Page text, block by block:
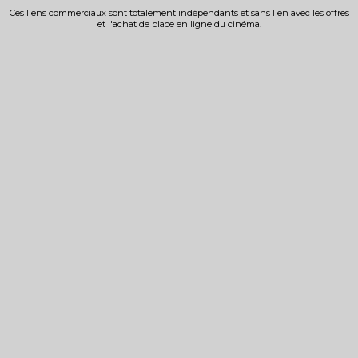
Ces liens commerciaux sont totalement indépendants et sans lien avec les offres
et l'achat de place en ligne du cinéma.